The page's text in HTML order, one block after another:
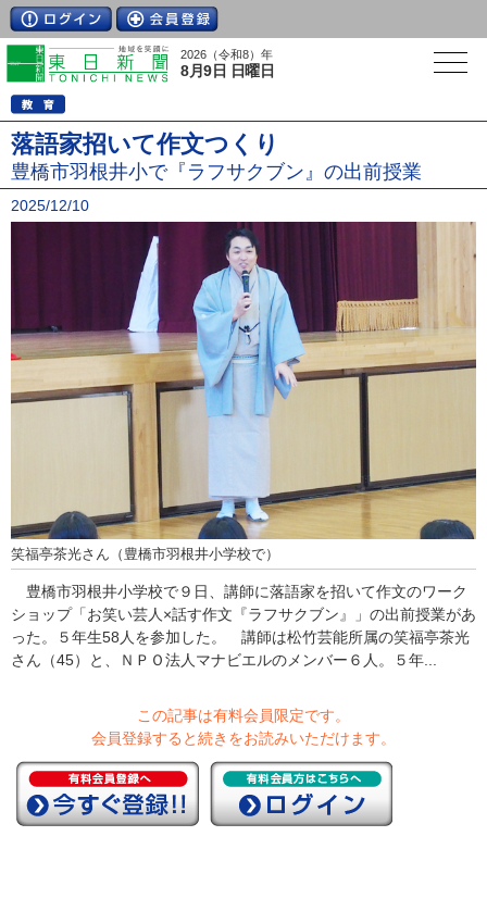
2026（令和8）年
8月9日 日曜日
落語家招いて作文つくり
豊橋市羽根井小で『ラフサクブン』の出前授業
2025/12/10
笑福亭茶光さん（豊橋市羽根井小学校で）
豊橋市羽根井小学校で９日、講師に落語家を招いて作文のワーク
ショップ「お笑い芸人×話す作文『ラフサクブン』」の出前授業があ
った。５年生58人を参加した。 講師は松竹芸能所属の笑福亭茶光
さん（45）と、ＮＰＯ法人マナビエルのメンバー６人。５年...
この記事は有料会員限定です。
会員登録すると続きをお読みいただけます。